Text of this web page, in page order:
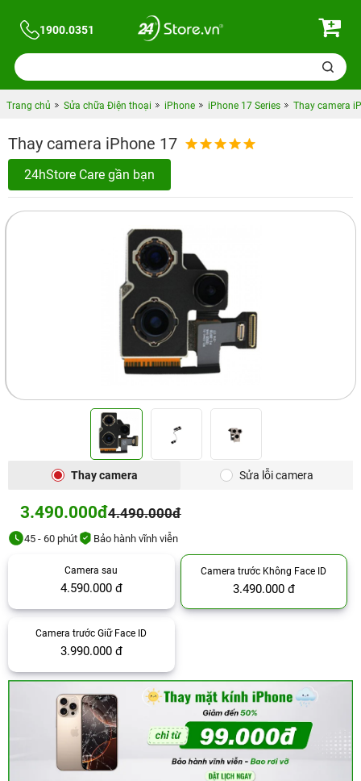
1900.0351
Trang chủ Sửa chữa Điện thoại iPhone iPhone 17 Series Thay camera
Thay camera iPhone 17
24hStore Care gần bạn
Thay camera Sửa lỗi camera
3.490.000đ4.490.000đ
45 - 60 phút Bảo hành vĩnh viễn
Camera sau
4.590.000 đ
Camera trước Không Face ID
3.490.000 đ
Camera trước Giữ Face ID
3.990.000 đ